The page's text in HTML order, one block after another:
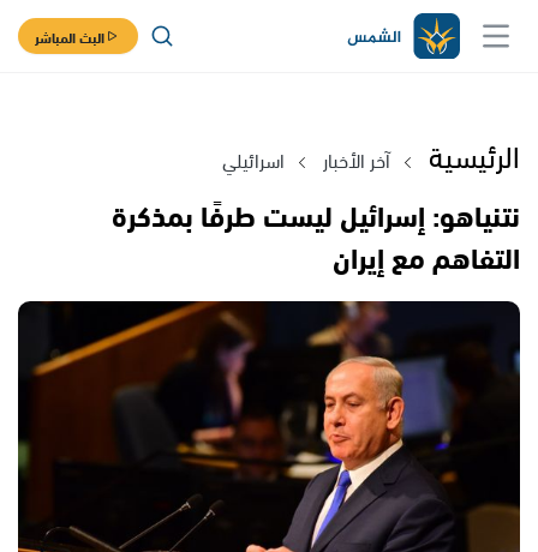
البث المباشر
الرئيسية آخر الأخبار اسرائيلي
نتنياهو: إسرائيل ليست طرفًا بمذكرة
التفاهم مع إيران